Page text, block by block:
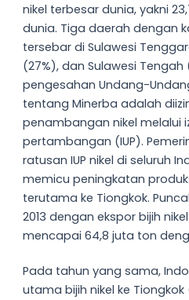
nikel terbesar dunia, yakni
dunia. Tiga daerah dengan
tersebar di Sulawesi
(27%), dan Sulawesi Tengah
pengesahan Undang-
tentang Minerba adalah
penambangan nikel melalui
pertambangan (IUP).
ratusan IUP nikel di seluruh
memicu peningkatan
terutama ke Tiongkok.
2013 dengan ekspor bijih
mencapai 64,8 juta ton
Pada tahun yang sama,
utama bijih nikel ke